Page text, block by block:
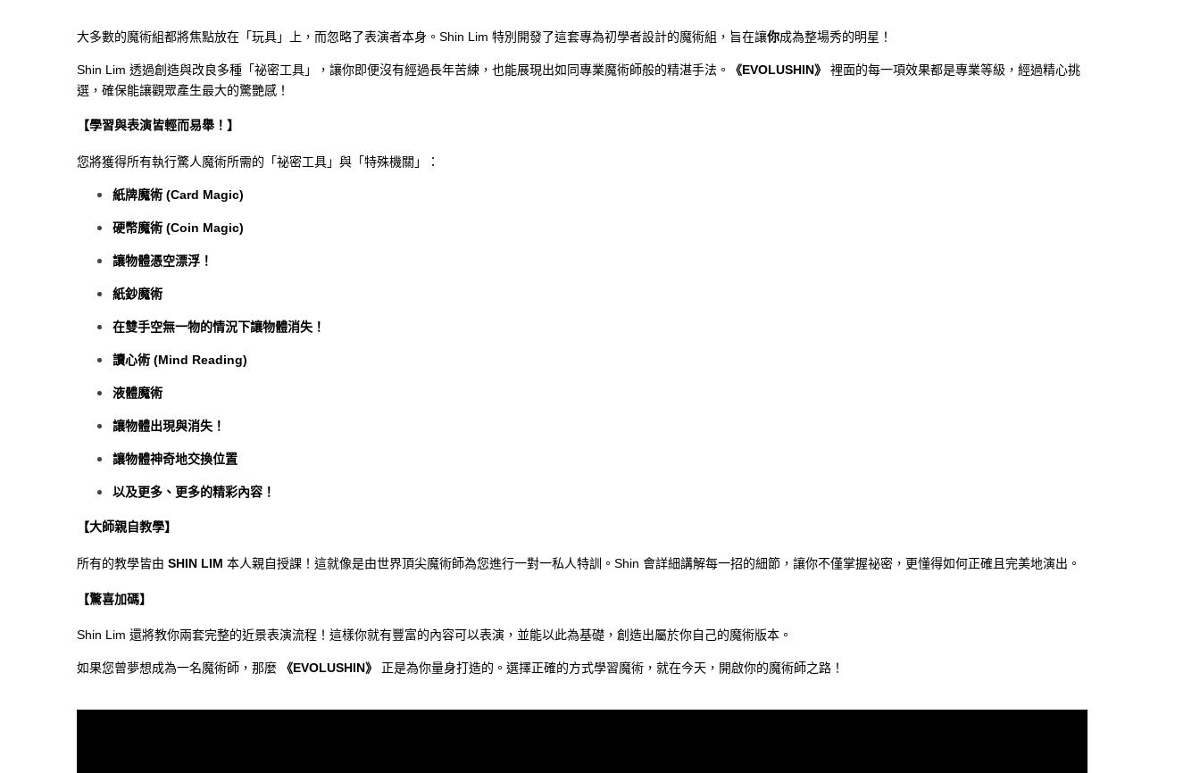
大多數的魔術組都將焦點放在「玩具」上，而忽略了表演者本身。Shin Lim 特別開發了這套專為初學者設計的魔術組，旨在讓你成為整場秀的明星！
Shin Lim 透過創造與改良多種「祕密工具」，讓你即便沒有經過長年苦練，也能展現出如同專業魔術師般的精湛手法。 《EVOLUSHIN》
裡面的每一項效果都是專業等級，經過精心挑
選，確保能讓觀眾產生最大的驚艷感！
【學習與表演皆輕而易舉！】
您將獲得所有執行驚人魔術所需的「祕密工具」與「特殊機關」：
紙牌魔術 (Card Magic)
硬幣魔術 (Coin Magic)
讓物體憑空漂浮！
紙鈔魔術
在雙手空無一物的情況下讓物體消失！
讀心術 (Mind Reading)
液體魔術
讓物體出現與消失！
讓物體神奇地交換位置
以及更多、更多的精彩內容！
【大師親自教學】
所有的教學皆由 SHIN LIM 本人親自授課！這就像是由世界頂尖魔術師為您進行一對一私人特訓。Shin 會詳細講解每一招的細節，讓你不僅掌握祕密，更懂得如何正確且完美地演出。
【驚喜加碼】
Shin Lim 還將教你兩套完整的近景表演流程！這樣你就有豐富的內容可以表演，並能以此為基礎，創造出屬於你自己的魔術版本。
如果您曾夢想成為一名魔術師，那麼 《EVOLUSHIN》 正是為你量身打造的。選擇正確的方式學習魔術，就在今天，開啟你的魔術師之路！